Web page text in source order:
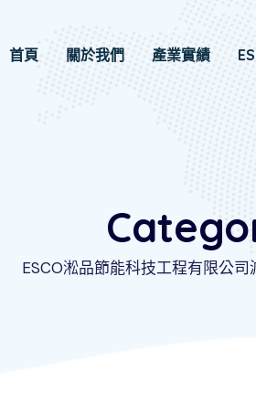
首頁 關於我們 產業實績
ESCO淞品節能科技工程有限公司